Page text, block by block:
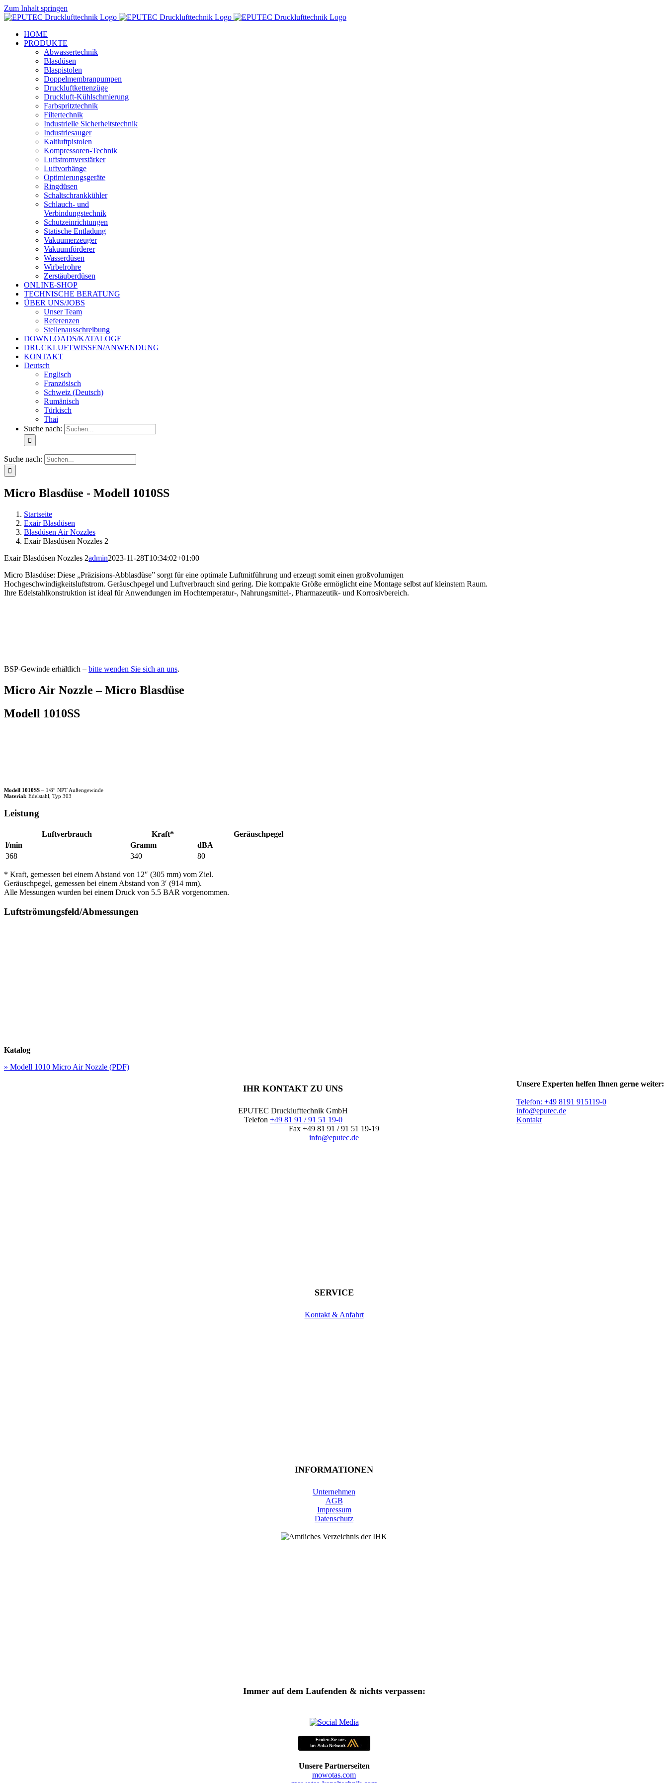
Zum Inhalt springen
HOME
PRODUKTE
Abwassertechnik
Blasdüsen
Blaspistolen
Doppelmembranpumpen
Druckluftkettenzüge
Druckluft-Kühlschmierung
Farbspritztechnik
Filtertechnik
Industrielle Sicherheitstechnik
Industriesauger
Kaltluftpistolen
Kompressoren-Technik
Luftstromverstärker
Luftvorhänge
Optimierungsgeräte
Ringdüsen
Schaltschrankkühler
Schlauch- und
Verbindungstechnik
Schutzeinrichtungen
Statische Entladung
Vakuumerzeuger
Vakuumförderer
Wasserdüsen
Wirbelrohre
Zerstäuberdüsen
ONLINE-SHOP
TECHNISCHE BERATUNG
ÜBER UNS/JOBS
Unser Team
Referenzen
Stellenausschreibung
DOWNLOADS/KATALOGE
DRUCKLUFTWISSEN/ANWENDUNG
KONTAKT
Deutsch
Englisch
Französisch
Schweiz (Deutsch)
Rumänisch
Türkisch
Thai
Suche nach:
Suche nach:
Micro Blasdüse - Modell 1010SS
Startseite
Exair Blasdüsen
Blasdüsen Air Nozzles
Exair Blasdüsen Nozzles 2
Exair Blasdüsen Nozzles 2admin2023-11-28T10:34:02+01:00
Micro Blasdüse: Diese „Präzisions-Abblasdüse” sorgt für eine optimale Luftmitführung und erzeugt somit einen großvolumigen
Hochgeschwindigkeitsluftstrom. Geräuschpegel und Luftverbrauch sind gering. Die kompakte Größe ermöglicht eine Montage selbst auf kleinstem Raum.
Ihre Edelstahlkonstruktion ist ideal für Anwendungen im Hochtemperatur-, Nahrungsmittel-, Pharmazeutik- und Korrosivbereich.
BSP-Gewinde erhältlich – bitte wenden Sie sich an uns.
Micro Air Nozzle – Micro Blasdüse
Modell 1010SS
Modell 1010SS – 1/8″ NPT Außengewinde
Material: Edelstahl, Typ 303
Leistung
Luftverbrauch Kraft*
Geräuschpegel
l/min
Gramm
dBA
368
340 80
* Kraft, gemessen bei einem Abstand von 12″ (305 mm) vom Ziel.
Geräuschpegel, gemessen bei einem Abstand von 3′ (914 mm).
Alle Messungen wurden bei einem Druck von 5.5 BAR vorgenommen.
Luftströmungsfeld/Abmessungen
Katalog
» Modell 1010 Micro Air Nozzle (PDF)
Unsere Experten helfen Ihnen gerne weiter:
Telefon: +49 8191 915119-0
info@eputec.de
Kontakt
IHR KONTAKT ZU UNS
EPUTEC Drucklufttechnik GmbH
Telefon +49 81 91 / 91 51 19-0
Fax +49 81 91 / 91 51 19-19
info@eputec.de
SERVICE
Kontakt & Anfahrt
INFORMATIONEN
Unternehmen
AGB
Impressum
Datenschutz
Immer auf dem Laufenden & nichts verpassen:
Unsere Partnerseiten
mowotas.com